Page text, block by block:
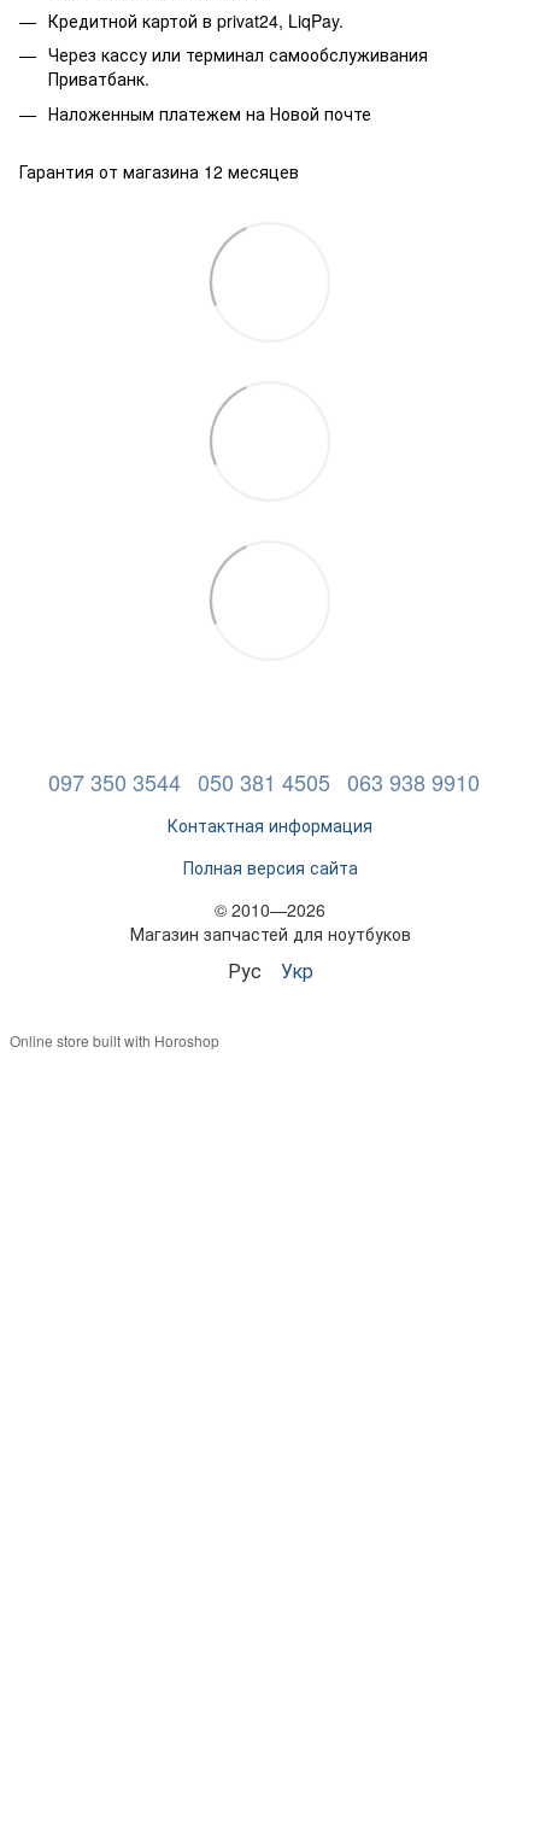
Кредитной картой в privat24, LiqPay.
Через кассу или терминал самообслуживания
Приватбанк.
Наложенным платежем на Новой почте
Гарантия от магазина 12 месяцев
097 350 3544 050 381 4505 063 938 9910
Контактная информация
Полная версия сайта
© 2010—2026
Магазин запчастей для ноутбуков
Рус Укр
Online store built with Horoshop